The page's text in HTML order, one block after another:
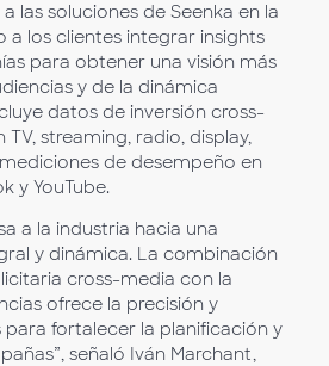
las soluciones de Seenka en la
a los clientes integrar insights
para obtener una visión más
y de la dinámica
datos de inversión cross-
streaming, radio, display,
de desempeño en
y YouTube.
a la industria hacia una
y dinámica. La combinación
cross-media con la
ofrece la precisión y
para fortalecer la planificación y
señaló Iván Marchant,